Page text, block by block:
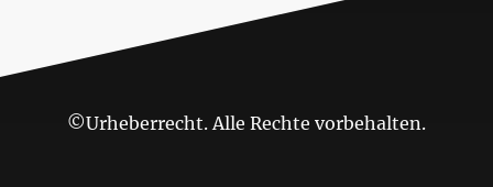
©Urheberrecht. Alle Rechte vorbehalten.